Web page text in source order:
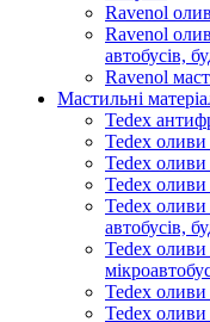
Ravenol
Ravenol
автобусів,
Ravenol
Мастильні
Tedex
Tedex оливи
Tedex оливи
Tedex
Tedex
автобусів,
Tedex оливи
Tedex оливи
Tedex